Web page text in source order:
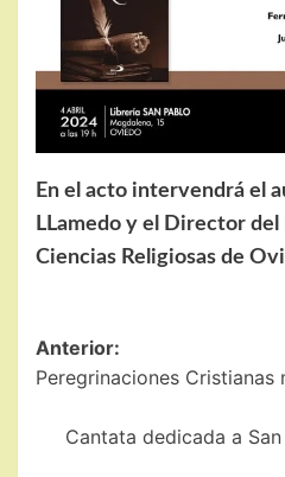
En el acto intervendrá el
LLamedo y el Director
Ciencias Religiosas de
Navegación
de
entradas
Anterior:
Peregrinaciones
Cantata dedicada a